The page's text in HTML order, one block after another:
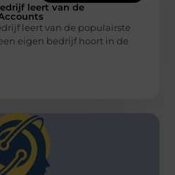
leert van de
leert van de populairste
eigen bedrijf hoort in de